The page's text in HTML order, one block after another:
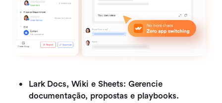
Lark Docs, Wiki e Sheets: Gerencie
documentação, propostas e playbooks.